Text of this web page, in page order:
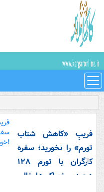
فریبِ «کاهش شتاب
تورم» را نخورید؛ سفره
کارگران با تورم ۱۲۸
درصدی خوراکی‌ها خالی